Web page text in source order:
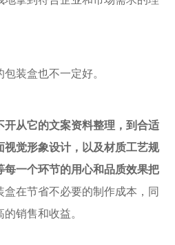
装盒也不一定好。
从它的文案资料整理，到合适
视觉形象设计，以及材质工艺规
一个环节的用心和品质效果把
盒在节省不必要的制作成本，同
销售和收益。